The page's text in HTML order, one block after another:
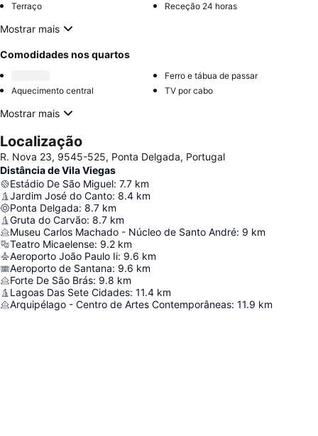
Terraço
Receção 24 horas
Mostrar mais
Comodidades nos quartos
Ferro e tábua de passar
Aquecimento central
TV por cabo
Mostrar mais
Localização
R. Nova 23, 9545-525, Ponta Delgada, Portugal
Distância de Vila Viegas
Estádio De São Miguel: 7.7 km
Jardim José do Canto: 8.4 km
Ponta Delgada: 8.7 km
Gruta do Carvão: 8.7 km
Museu Carlos Machado - Núcleo de Santo André: 9 km
Teatro Micaelense: 9.2 km
Aeroporto João Paulo Ii: 9.6 km
Aeroporto de Santana: 9.6 km
Forte De São Brás: 9.8 km
Lagoas Das Sete Cidades: 11.4 km
Arquipélago - Centro de Artes Contemporâneas: 11.9 km